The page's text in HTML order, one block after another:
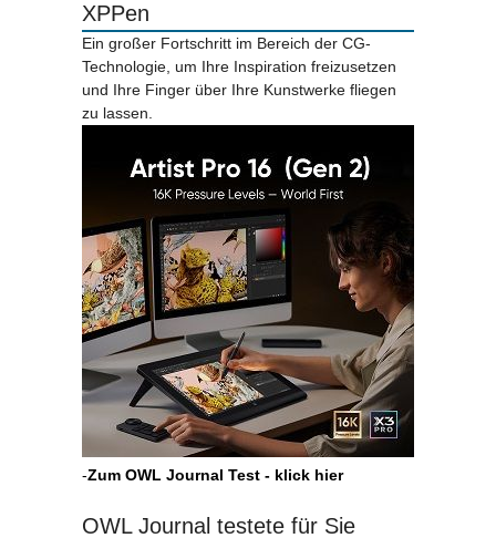
XPPen
Ein großer Fortschritt im Bereich der CG-
Technologie, um Ihre Inspiration freizusetzen
und Ihre Finger über Ihre Kunstwerke fliegen
zu lassen.
-Zum OWL Journal Test - klick hier
OWL Journal testete für Sie